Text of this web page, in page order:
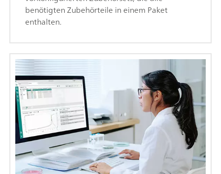
benötigten Zubehörteile in einem Paket
enthalten.